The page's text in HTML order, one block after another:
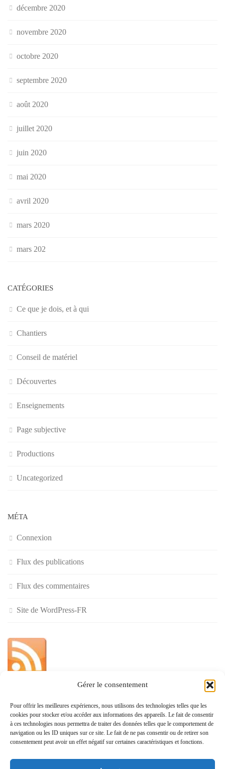
Gérer le consentement
Pour offrir les meilleures expériences, nous utilisons des technologies telles que les
cookies pour stocker et/ou accéder aux informations des appareils. Le fait de consentir
à ces technologies nous permettra de traiter des données telles que le comportement de
navigation ou les ID uniques sur ce site. Le fait de ne pas consentir ou de retirer son
consentement peut avoir un effet négatif sur certaines caractéristiques et fonctions.
décembre 2020
novembre 2020
octobre 2020
septembre 2020
août 2020
juillet 2020
juin 2020
mai 2020
avril 2020
mars 2020
mars 202
CATÉGORIES
Ce que je dois, et à qui
Chantiers
Conseil de matériel
Découvertes
Enseignements
Page subjective
Productions
Uncategorized
MÉTA
Connexion
Flux des publications
Flux des commentaires
Site de WordPress-FR
»
Politique de confidentialité